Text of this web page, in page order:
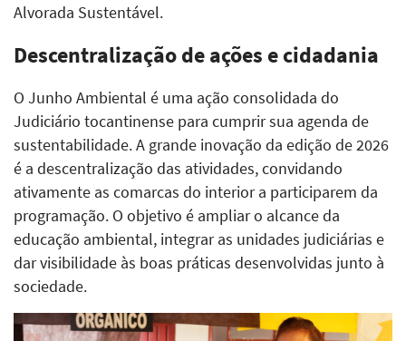
Alvorada Sustentável.
Descentralização de ações e cidadania
O Junho Ambiental é uma ação consolidada do
Judiciário tocantinense para cumprir sua agenda de
sustentabilidade. A grande inovação da edição de 2026
é a descentralização das atividades, convidando
ativamente as comarcas do interior a participarem da
programação. O objetivo é ampliar o alcance da
educação ambiental, integrar as unidades judiciárias e
dar visibilidade às boas práticas desenvolvidas junto à
sociedade.